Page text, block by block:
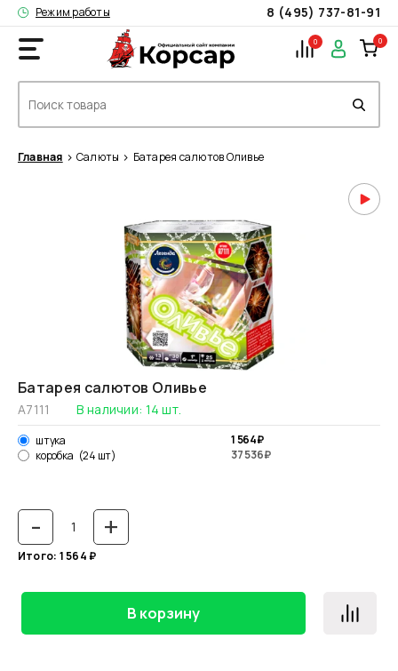
Режим работы 8 (495) 737-81-91
0 0
Главная Салюты Батарея салютов Оливье
Батарея салютов Оливье
А7111 В наличии: 14шт.
штука 1 564₽
коробка (24 шт) 37 536₽
- +
Итого: 1 564₽
В корзину